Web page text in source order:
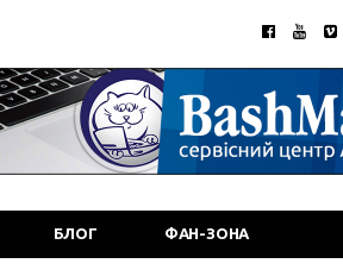
БЛОГ ФАН-ЗОНА